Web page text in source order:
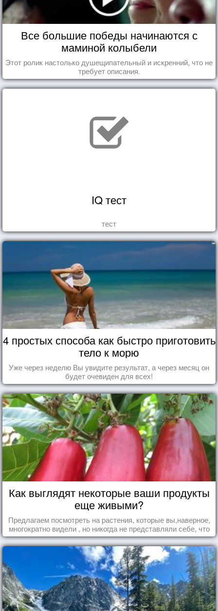
Все большие победы начинаются с
маминой колыбели
Этот ролик настолько душещипательный и искренний, что не
требует описания.
IQ тест
тест
4 простых способа как быстро приготовить
тело к морю
Уже через неделю Вы увидите результат, а через месяц он
будет очевиден для всех!
Как выглядят некоторые ваши продукты
еще живыми?
Предлагаем посмотреть на растения, которые вы,наверное,
многократно видели , но никогда не представляли себе, что
употребляете их в пищу.